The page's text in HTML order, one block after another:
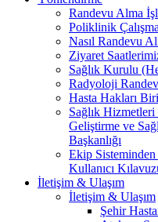
Randevu Alma
Poliklinik
Nasıl Randevu
Ziyaret
Sağlık Kurulu
Radyoloji
Hasta Hakları
Sağlık
Geliştirme ve
Başkanlığı
Ekip
Kullanıcı
İletişim & Ulaşım
İletişim & Ulaşım
Şehir